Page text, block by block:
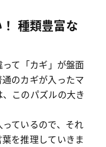
種類豊富な
て「カギ」が盤面
のカギが入ったマ
このパズルの大き
ているので、それ
を推理していきま